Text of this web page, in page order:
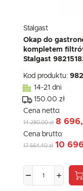
Stalgast
Okap do
kompletem
Stalgast
Kod produktu:
14-21 dni
150.00 zł
Cena netto:
14 280,00 zł 8
Cena brutto:
17 564,40 zł 10